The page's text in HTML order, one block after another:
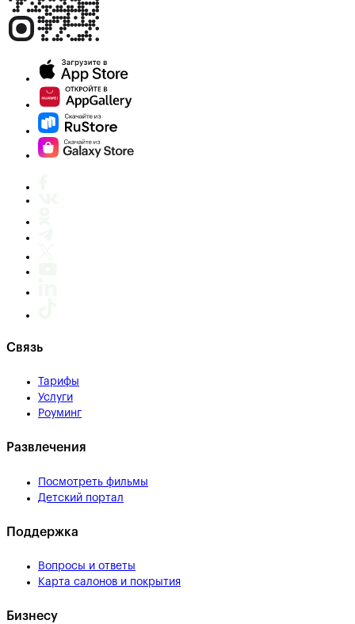
Связь
Тарифы
Услуги
Роуминг
Развлечения
Посмотреть фильмы
Детский портал
Поддержка
Вопросы и ответы
Карта салонов и покрытия
Бизнесу